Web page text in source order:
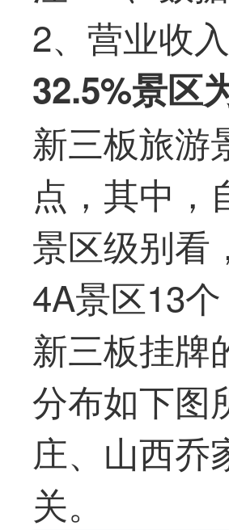
2、营业收
32.5%景区
新三板旅游
点，其中，
景区级别看
4A景区13
新三板挂牌
分布如下图
庄、山西乔
关。